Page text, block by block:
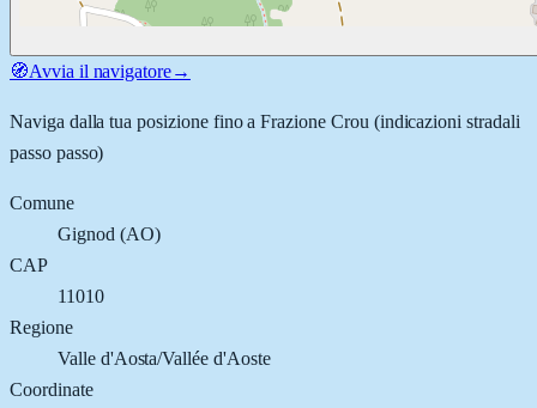
🧭Avvia il navigatore→
Naviga dalla tua posizione fino aFrazione Crou (indicazioni stradali
passo passo)
Comune
Gignod (AO)
CAP
11010
Regione
Valle d'Aosta/Vallée d'Aoste
Coordinate